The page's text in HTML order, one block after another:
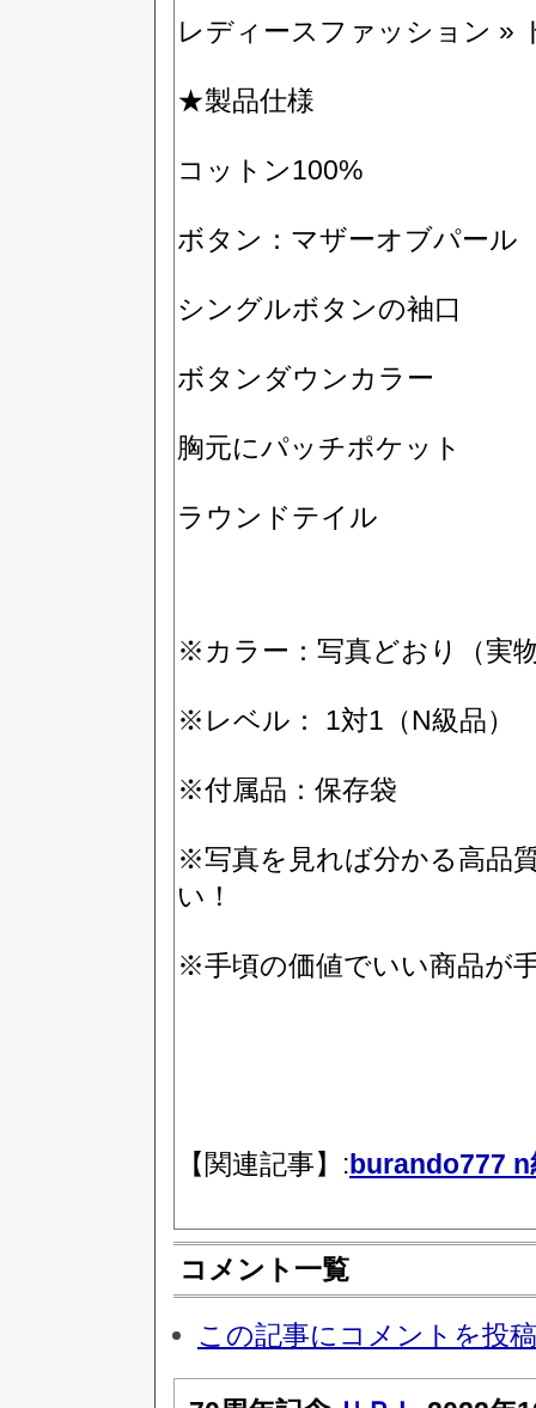
レディースファッション »
★製品仕様
コットン100%
ボタン：マザーオブパール
シングルボタンの袖口
ボタンダウンカラー
胸元にパッチポケット
ラウンドテイル
※カラー：写真どおり（実
※レベル： 1対1（N級品）
※付属品：保存袋
※写真を見れば分かる高品
い！
※手頃の価値でいい商品が
【関連記事】:burando777
コメント一覧
この記事にコメントを投